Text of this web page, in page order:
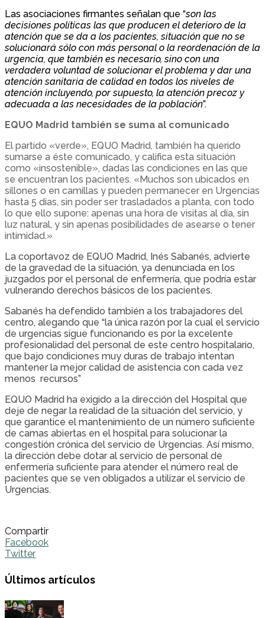
Las asociaciones firmantes señalan que “son las
decisiones políticas las que producen el deterioro de la
atención que se da a los pacientes, situación que no se
solucionará sólo con más personal o la reordenación de la
urgencia, que también es necesario, sino con una
verdadera voluntad de solucionar el problema y dar una
atención sanitaria de calidad en todos los niveles de
atención incluyendo, por supuesto, la atención precoz y
adecuada a las necesidades de la población”.
EQUO Madrid también se suma al comunicado
El partido «verde», EQUO Madrid, también ha querido
sumarse a éste comunicado, y califica esta situación
como «insostenible», dadas las condiciones en las que
se encuentran los pacientes. «Muchos son ubicados en
sillones o en camillas y pueden permanecer en Urgencias
hasta 5 días, sin poder ser trasladados a planta, con todo
lo que ello supone: apenas una hora de visitas al día, sin
luz natural, y sin apenas posibilidades de asearse o tener
intimidad.»
La coportavoz de EQUO Madrid, Inés Sabanés, advierte
de la gravedad de la situación, ya denunciada en los
juzgados por el personal de enfermería, que podría estar
vulnerando derechos básicos de los pacientes.
Sabanés ha defendido también a los trabajadores del
centro, alegando que “la única razón por la cual el servicio
de urgencias sigue funcionando es por la excelente
profesionalidad del personal de este centro hospitalario,
que bajo condiciones muy duras de trabajo intentan
mantener la mejor calidad de asistencia con cada vez
menos recursos”
EQUO Madrid ha exigido a la dirección del Hospital que
deje de negar la realidad de la situación del servicio, y
que garantice el mantenimiento de un número suficiente
de camas abiertas en el hospital para solucionar la
congestión crónica del servicio de Urgencias. Así mismo,
la dirección debe dotar al servicio de personal de
enfermería suficiente para atender el número real de
pacientes que se ven obligados a utilizar el servicio de
Urgencias.
Compartir
Facebook
Twitter
Últimos artículos